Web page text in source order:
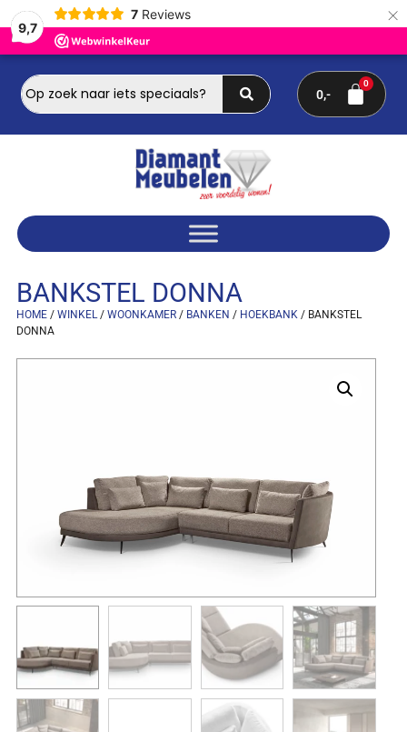
9,7
7 Reviews ×
0
BANKSTEL DONNA
HOME/ WINKEL/ WOONKAMER/ BANKEN / HOEKBANK/ BANKSTEL
DONNA